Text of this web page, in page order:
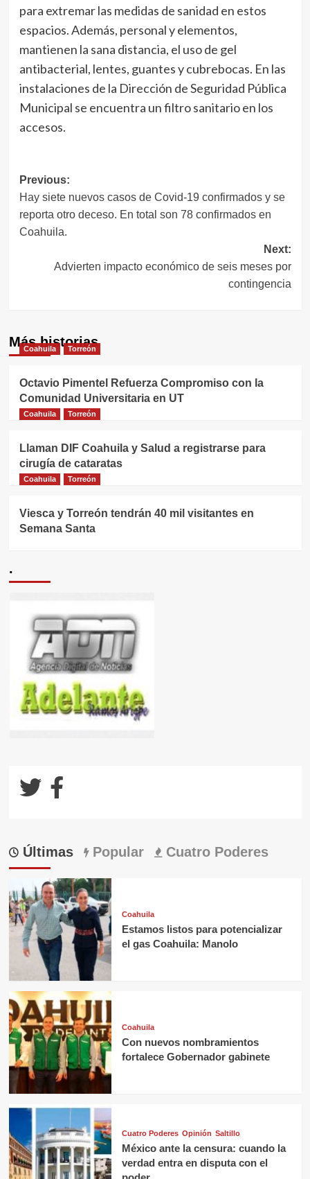
para extremar las medidas de sanidad en estos
espacios. Además, personal y elementos,
mantienen la sana distancia, el uso de gel
antibacterial, lentes, guantes y cubrebocas. En las
instalaciones de la Dirección de Seguridad Pública
Municipal se encuentra un filtro sanitario en los
accesos.
Navegación
de
entradas
Previous:
Hay siete nuevos casos de Covid-19 confirmados y se
reporta otro deceso. En total son 78 confirmados en
Coahuila.
Next:
Advierten impacto económico de seis meses por
contingencia
Más historias
Coahuila Torreón
Octavio Pimentel Refuerza Compromiso con la
Comunidad Universitaria en UT
Coahuila Torreón
Llaman DIF Coahuila y Salud a registrarse para
cirugía de cataratas
Coahuila Torreón
Viesca y Torreón tendrán 40 mil visitantes en
Semana Santa
.
Últimas Popular Cuatro Poderes
Coahuila
Estamos listos para potencializar
el gas Coahuila: Manolo
Coahuila
Con nuevos nombramientos
fortalece Gobernador gabinete
Cuatro Poderes Opinión Saltillo
México ante la censura: cuando la
verdad entra en disputa con el